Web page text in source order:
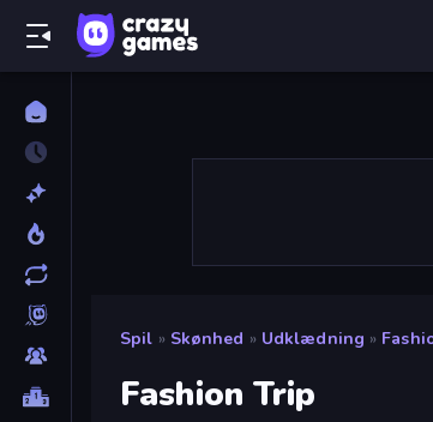
Spil » Skønhed » Udklædning »
Fashion Trip